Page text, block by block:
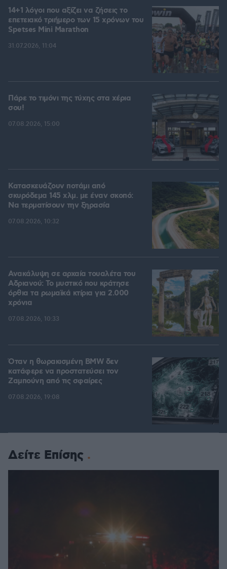
14+1 λόγοι που αξίζει να ζήσεις το
επετειακό τριήμερο των 15 χρόνων του
Spetses Mini Marathon
31.07.2026, 11:04
Πάρε το τιμόνι της τύχης στα χέρια
σου!
07.08.2026, 15:00
Κατασκευάζουν ποτάμι από
σκυρόδεμα 145 χλμ. με έναν σκοπό:
Να τερματίσουν την ξηρασία
07.08.2026, 10:32
Ανακάλυψη σε αρχαία τουαλέτα του
Αδριανού: Το μυστικό που κράτησε
όρθια τα ρωμαϊκά κτίρια για 2.000
χρόνια
07.08.2026, 10:33
Όταν η θωρακισμένη BMW δεν
κατάφερε να προστατεύσει τον
Ζαμπούνη από τις σφαίρες
07.08.2026, 19:08
Δείτε Επίσης